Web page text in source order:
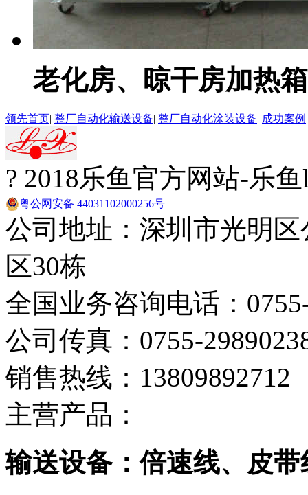
老化房、晾干房加热箱
领先首页| 整厂自动化输送设备| 整厂自动化涂装设备| 成功案例
? 2018乐鱼官方网站-乐
粤公网安备 44031102000256号
公司地址：深圳市光明
区30栋
全国业务咨询电话：
公司传真：0755-
销售热线：13809892712
主营产品：
输送设备：倍速线、皮